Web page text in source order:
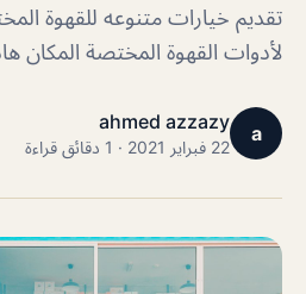
تقديم خيارات متنوعه للقهوة
لأدوات القهوة المختصة المكان
a
ahmed azzazy
22 فبراير 2021 · 1 دقائق قراءة